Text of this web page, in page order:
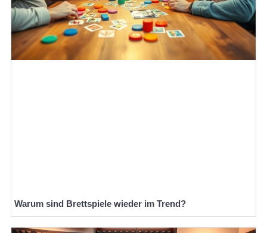
Warum sind Brettspiele wieder im Trend?